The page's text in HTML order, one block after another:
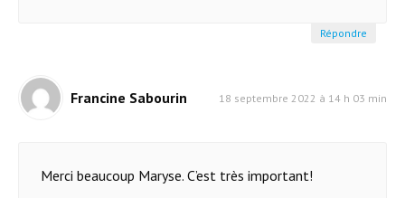
Répondre
Francine Sabourin 18 septembre 2022 à 14 h 03 min
Merci beaucoup Maryse. C’est très important!